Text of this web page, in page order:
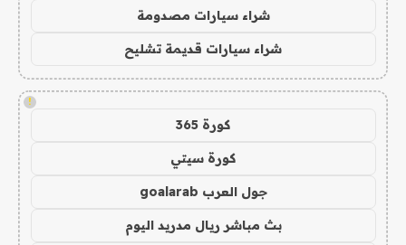
شراء سيارات مصدومة
شراء سيارات قديمة تشليح
!
كورة 365
كورة سيتي
جول العرب goalarab
بث مباشر ريال مدريد اليوم